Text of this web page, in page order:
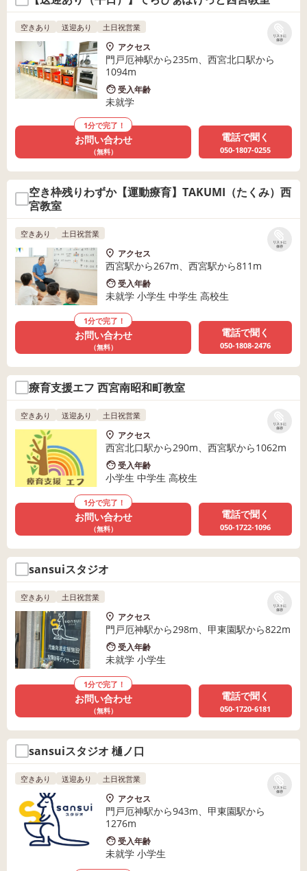
リストに
保存
空きあり 送迎あり 土日祝営業
アクセス
門戸厄神駅から235m、西宮北口駅から
1094m
受入年齢
未就学
1分で完了！
お問い合わせ
（無料）
電話で聞く
050-1807-0255
空き枠残りわずか【運動療育】TAKUMI（たくみ）西
宮教室
リストに
保存
空きあり 土日祝営業
アクセス
西宮駅から267m、西宮駅から811m
受入年齢
未就学 小学生 中学生 高校生
1分で完了！
お問い合わせ
（無料）
電話で聞く
050-1808-2476
療育支援エフ 西宮南昭和町教室
リストに
保存
空きあり 送迎あり 土日祝営業
アクセス
西宮北口駅から290m、西宮駅から1062m
受入年齢
小学生 中学生 高校生
1分で完了！
お問い合わせ
（無料）
電話で聞く
050-1722-1096
sansuiスタジオ
リストに
保存
空きあり 土日祝営業
アクセス
門戸厄神駅から298m、甲東園駅から822m
受入年齢
未就学 小学生
1分で完了！
お問い合わせ
（無料）
電話で聞く
050-1720-6181
sansuiスタジオ 樋ノ口
リストに
保存
空きあり 送迎あり 土日祝営業
アクセス
門戸厄神駅から943m、甲東園駅から
1276m
受入年齢
未就学 小学生